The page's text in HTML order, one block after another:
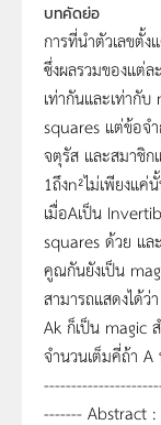
บทคัดย่อ
การที่นำตัวเลขตั้
ซึ่งผลรวมของแต่
เท่ากันและเท่ากั
squares แต่ข้อจ
จตุรัส และสมาชิก
1ถึงn²ไม่เพียงแ
เมื่อAเป็น
squares ด้วย แ
คูณกันยังเป็น
สามารถแสดงได้
Ak ก็เป็น magic
จำนวนเต็มคี่ถ้า
------- Abstract